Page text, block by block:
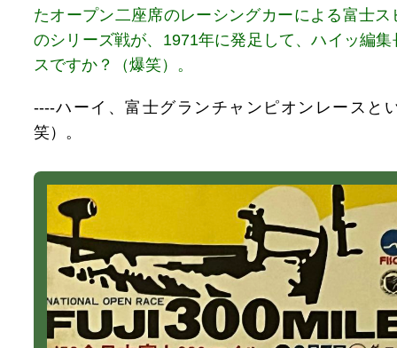
たオープン二座席のレーシングカーによる富士
のシリーズ戦が、1971年に発足して、ハイッ編
スですか？（爆笑）。
----ハーイ、富士グランチャンピオンレースと
笑）。